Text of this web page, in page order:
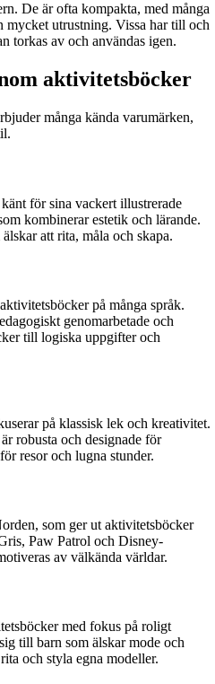
De är ofta kompakta, med många
mycket utrustning. Vissa har till och
torkas av och användas igen.
aktivitetsböcker
många kända varumärken,
för sina vackert illustrerade
kombinerar estetik och lärande.
att rita, måla och skapa.
på många språk.
genomarbetade och
till logiska uppgifter och
på klassisk lek och kreativitet.
robusta och designade för
resor och lugna stunder.
som ger ut aktivitetsböcker
Paw Patrol och Disney-
av välkända världar.
med fokus på roligt
till barn som älskar mode och
och styla egna modeller.